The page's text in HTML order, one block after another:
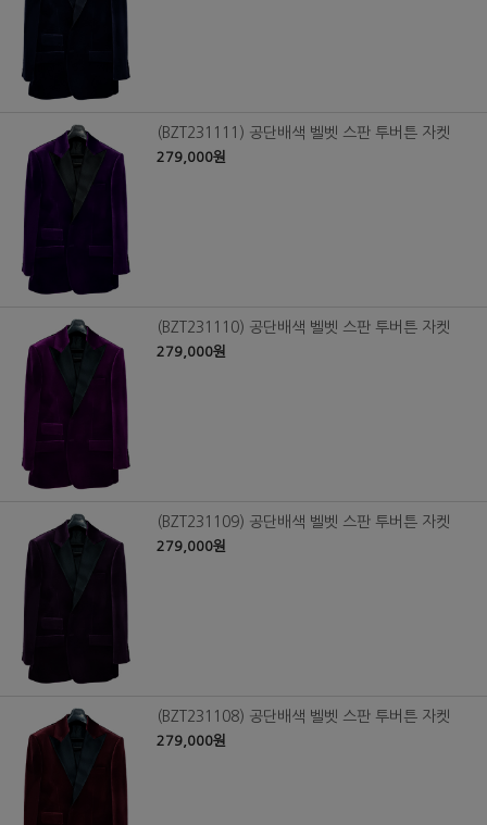
(BZT231111) 공단배색 벨벳 스판 투버튼 자켓
279,000원
(BZT231110) 공단배색 벨벳 스판 투버튼 자켓
279,000원
(BZT231109) 공단배색 벨벳 스판 투버튼 자켓
279,000원
(BZT231108) 공단배색 벨벳 스판 투버튼 자켓
279,000원